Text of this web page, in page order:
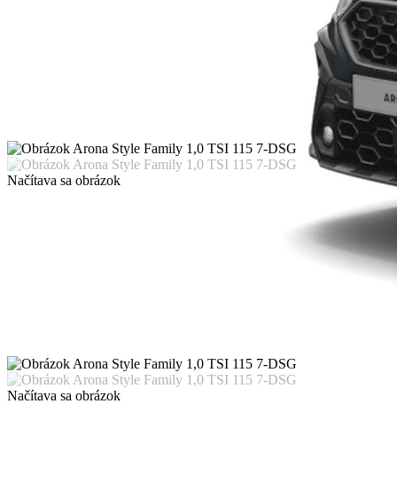
Načítava sa obrázok
Načítava sa obrázok